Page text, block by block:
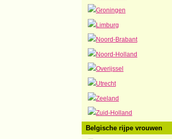
Groningen
Limburg
Noord-Brabant
Noord-Holland
Overijssel
Utrecht
Zeeland
Zuid-Holland
Belgische rijpe vrouwen